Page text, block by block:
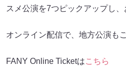
スメ公演を7つピックアップし、
オンライン配信で、地方公演も
FANY Online Ticketはこちら